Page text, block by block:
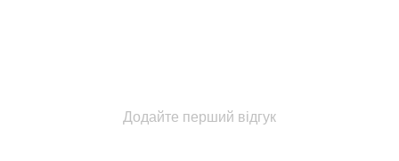
Додайте перший відгук